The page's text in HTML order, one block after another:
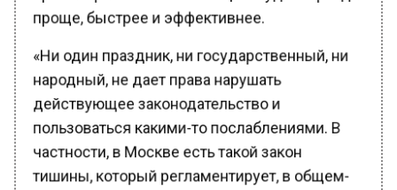
«Ни один праздник, ни государственный, ни
народный, не дает права нарушать
действующее законодательство и
пользоваться какими-то послаблениями. В
частности, в Москве есть такой закон
тишины, который регламентирует, в общем-
то, проживание в городе и наличие